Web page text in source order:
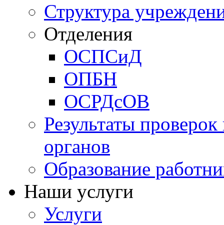
Структура
Отделения
ОСПСиД
ОПБН
ОСРДсОВ
Результаты
органов
Образование
Наши услуги
Услуги